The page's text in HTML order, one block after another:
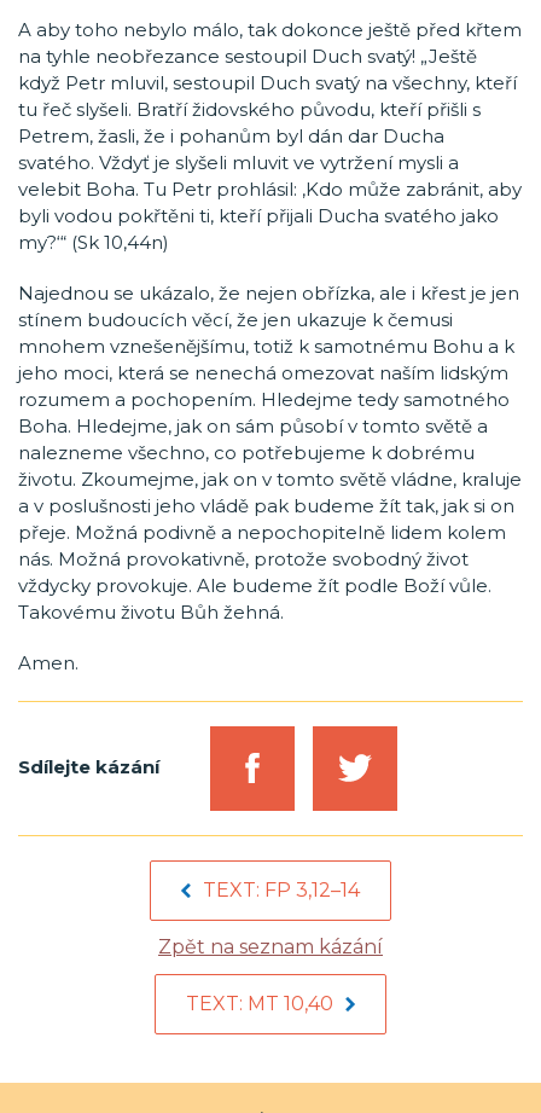
A aby toho nebylo málo, tak dokonce ještě před křtem
na tyhle neobřezance sestoupil Duch svatý! „Ještě
když Petr mluvil, sestoupil Duch svatý na všechny, kteří
tu řeč slyšeli. Bratří židovského původu, kteří přišli s
Petrem, žasli, že i pohanům byl dán dar Ducha
svatého. Vždyť je slyšeli mluvit ve vytržení mysli a
velebit Boha. Tu Petr prohlásil: ‚Kdo může zabránit, aby
byli vodou pokřtěni ti, kteří přijali Ducha svatého jako
my?‘“ (Sk 10,44n)
Najednou se ukázalo, že nejen obřízka, ale i křest je jen
stínem budoucích věcí, že jen ukazuje k čemusi
mnohem vznešenějšímu, totiž k samotnému Bohu a k
jeho moci, která se nenechá omezovat naším lidským
rozumem a pochopením. Hledejme tedy samotného
Boha. Hledejme, jak on sám působí v tomto světě a
nalezneme všechno, co potřebujeme k dobrému
životu. Zkoumejme, jak on v tomto světě vládne, kraluje
a v poslušnosti jeho vládě pak budeme žít tak, jak si on
přeje. Možná podivně a nepochopitelně lidem kolem
nás. Možná provokativně, protože svobodný život
vždycky provokuje. Ale budeme žít podle Boží vůle.
Takovému životu Bůh žehná.
Amen.
Sdílejte kázání
TEXT: FP 3,12–14
Zpět na seznam kázání
TEXT: MT 10,40